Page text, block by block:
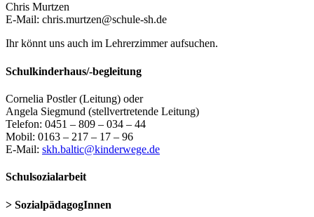
Chris Murtzen
E-Mail: chris.murtzen@schule-sh.de
Ihr könnt uns auch im Lehrerzimmer aufsuchen.
Schulkinderhaus/-begleitung
Cornelia Postler (Leitung) oder
Angela Siegmund (stellvertretende Leitung)
Telefon: 0451 – 809 – 034 – 44
Mobil: 0163 – 217 – 17 – 96
E-Mail: skh.baltic@kinderwege.de
Schulsozialarbeit
> SozialpädagogInnen